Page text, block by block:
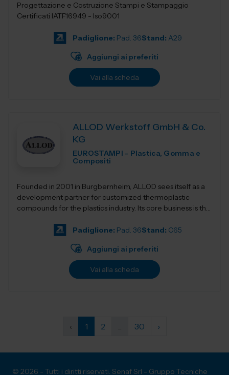
Progettazione e Costruzione Stampi e Stampaggio
Certificati IATF16949 - Iso9001
Padiglione: Pad. 36Stand: A29
Aggiungi ai preferiti
Vai alla scheda
ALLOD Werkstoff GmbH & Co.
KG
EUROSTAMPI - Plastica, Gomma e
Compositi
Founded in 2001 in Burgbernheim, ALLOD sees itself as a
development partner for customized thermoplastic
compounds for the plastics industry. Its core business is the
Padiglione: Pad. 36Stand: C65
Aggiungi ai preferiti
Vai alla scheda
‹ 1 2 ... 30 ›
© 2026 - Tutti i diritti riservati. Senaf Srl - Gruppo Tecniche